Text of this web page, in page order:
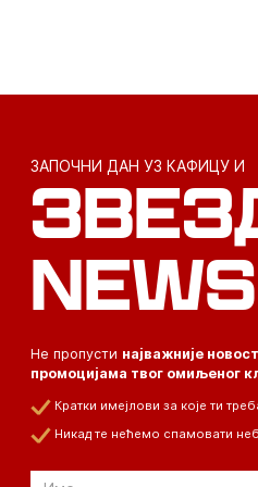
ЗАПОЧНИ ДАН УЗ КАФИЦУ И
Не пропусти најважније
промоцијама твог омиљеног
Кратки имејлови за које ти
Никад те нећемо спамовати
Email